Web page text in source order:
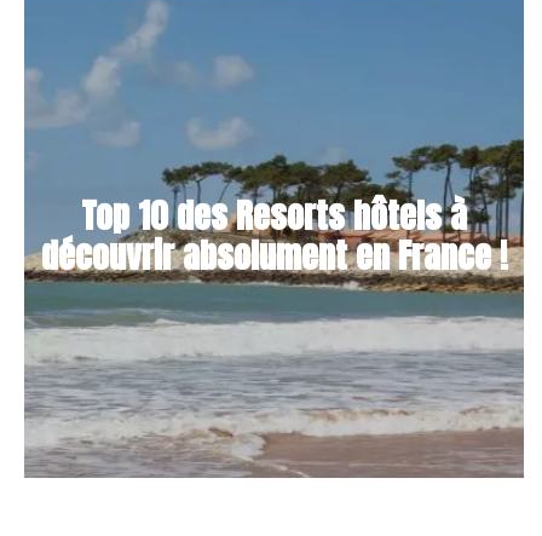
Top 10 des Resorts hôtels à
découvrir absolument en France !